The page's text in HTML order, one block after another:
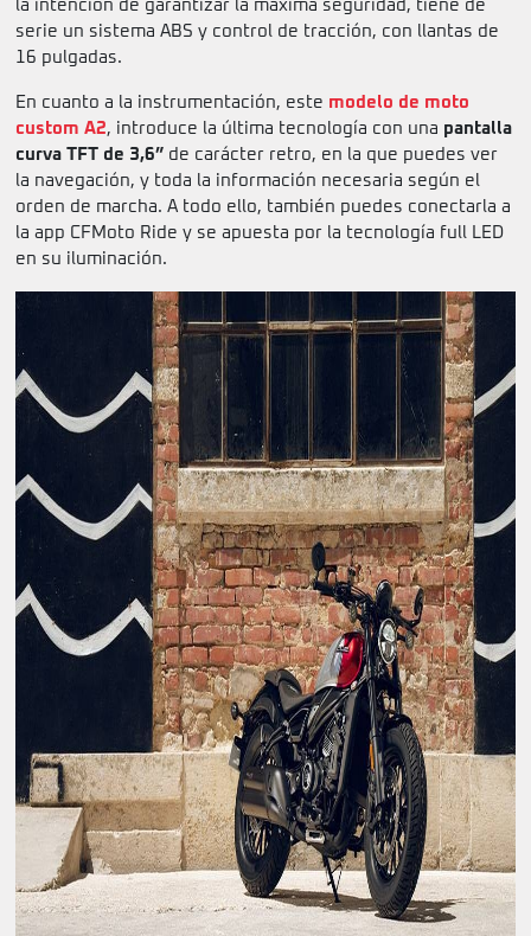
la intención de garantizar la máxima seguridad, tiene de
serie un sistema ABS y control de tracción, con llantas de
16 pulgadas.
En cuanto a la instrumentación, este modelo de moto
custom A2, introduce la última tecnología con una pantalla
curva TFT de 3,6” de carácter retro, en la que puedes ver
la navegación, y toda la información necesaria según el
orden de marcha. A todo ello, también puedes conectarla a
la app CFMoto Ride y se apuesta por la tecnología full LED
en su iluminación.